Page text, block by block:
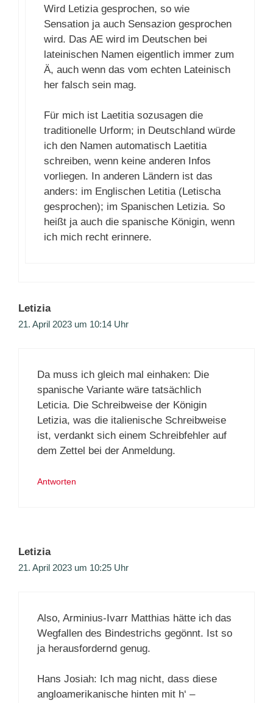
Wird Letizia gesprochen, so wie
Sensation ja auch Sensazion gesprochen
wird. Das AE wird im Deutschen bei
lateinischen Namen eigentlich immer zum
Ä, auch wenn das vom echten Lateinisch
her falsch sein mag.
Für mich ist Laetitia sozusagen die
traditionelle Urform; in Deutschland würde
ich den Namen automatisch Laetitia
schreiben, wenn keine anderen Infos
vorliegen. In anderen Ländern ist das
anders: im Englischen Letitia (Letischa
gesprochen); im Spanischen Letizia. So
heißt ja auch die spanische Königin, wenn
ich mich recht erinnere.
Letizia
21. April 2023 um 10:14 Uhr
Da muss ich gleich mal einhaken: Die
spanische Variante wäre tatsächlich
Leticia. Die Schreibweise der Königin
Letizia, was die italienische Schreibweise
ist, verdankt sich einem Schreibfehler auf
dem Zettel bei der Anmeldung.
Antworten
Letizia
21. April 2023 um 10:25 Uhr
Also, Arminius-Ivarr Matthias hätte ich das
Wegfallen des Bindestrichs gegönnt. Ist so
ja herausfordernd genug.
Hans Josiah: Ich mag nicht, dass diese
angloamerikanische hinten mit h‘ –